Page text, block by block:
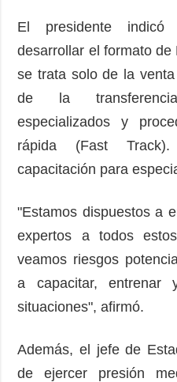
El presidente indicó
desarrollar el formato
se trata solo de la
de la
especializados y
rápida (Fast
capacitación para
"Estamos dispuestos a
expertos a todos
veamos riesgos
a capacitar, entrenar
situaciones", afirmó.
Además, el jefe de
de ejercer presión